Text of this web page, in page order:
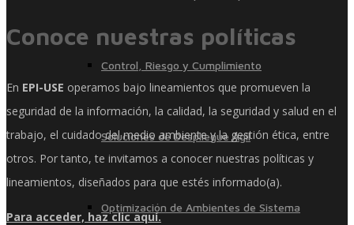
Control, Riesgo y Cumplimiento
Soluciones de Despliegue Ágil
Optimización de Ambientes de Sistema
Conoce nuestras políticas
En EPI-USE operamos bajo lineamientos que promueven la
seguridad de la información, la calidad, la seguridad y salud en el
trabajo, el cuidado del medio ambiente y la gestión ética, entre
otros. Por tanto, te invitamos a conocer nuestras políticas y
lineamientos, diseñados para que estés informado(a).
Para acceder, haz clic aquí.